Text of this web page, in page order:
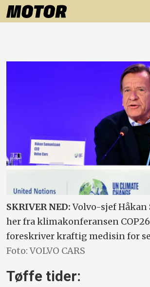
SKRIVER NED:Volvo-sjef Håkan
her fra klimakonferansen
foreskriver kraftig medisin for
Foto: VOLVO CARS
Tøffe tider: